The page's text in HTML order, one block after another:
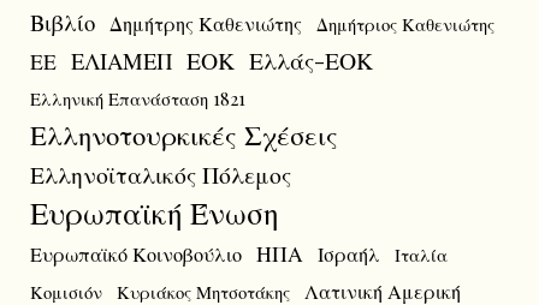
Βιβλίο Δημήτρης Καθενιώτης Δημήτριος Καθενιώτης
ΕΕ ΕΛΙΑΜΕΠ ΕΟΚ Ελλάς-ΕΟΚ
Ελληνική Επανάσταση 1821
Ελληνοτουρκικές Σχέσεις
Ελληνοϊταλικός Πόλεμος
Ευρωπαϊκή Ένωση
Ευρωπαϊκό Κοινοβούλιο ΗΠΑ Ισραήλ
Ιταλία
Κομισιόν Κυριάκος Μητσοτάκης Λατινική Αμερική